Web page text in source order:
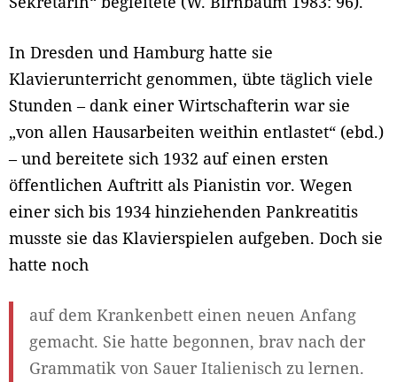
In Dresden und Hamburg hatte sie
Klavierunterricht genommen, übte täglich viele
Stunden – dank einer Wirtschafterin war sie
„von allen Hausarbeiten weithin entlastet“ (ebd.)
– und bereitete sich 1932 auf einen ersten
öffentlichen Auftritt als Pianistin vor. Wegen
einer sich bis 1934 hinziehenden Pankreatitis
musste sie das Klavierspielen aufgeben. Doch sie
hatte noch
auf dem Krankenbett einen neuen Anfang
gemacht. Sie hatte begonnen, brav nach der
Grammatik von Sauer Italienisch zu lernen.